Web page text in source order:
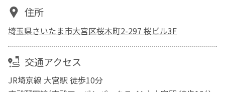
住所
埼玉県さいたま市大宮区桜木町2-297 桜ビル3F
交通アクセス
JR埼京線 大宮駅 徒歩10分